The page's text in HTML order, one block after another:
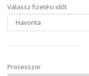
Válassz fizetési időt
Processzor